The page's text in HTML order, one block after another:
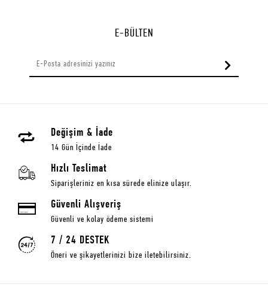
E-BÜLTEN
Değişim & İade
14 Gün İçinde İade
Hızlı Teslimat
Siparişleriniz en kısa sürede elinize ulaşır.
Güvenli Alışveriş
Güvenli ve kolay ödeme sistemi
7 / 24 DESTEK
Öneri ve şikayetlerinizi bize iletebilirsiniz.